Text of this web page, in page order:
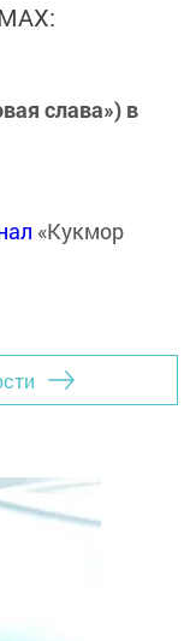
слава») в
«Кукмор